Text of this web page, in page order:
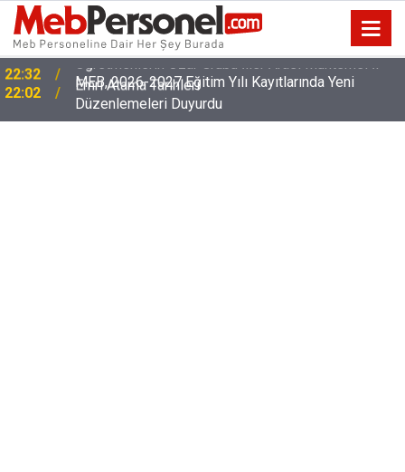
22:02
MEB, 2026-2027 Eğitim Yılı Kayıtlarında Yeni
Düzenlemeleri Duyurdu